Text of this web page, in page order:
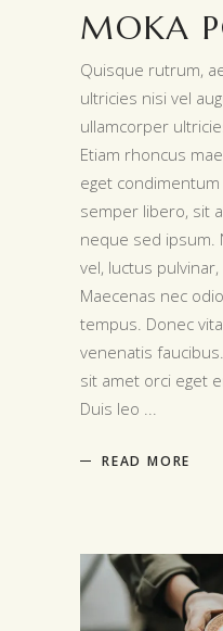
MOKA
Quisque rutrum,
ultricies nisi vel
ullamcorper
Etiam rhoncus
eget
semper libero, sit
neque sed ipsum.
vel, luctus
Maecenas nec
tempus. Donec
venenatis
sit amet orci eget
Duis leo
READ MORE